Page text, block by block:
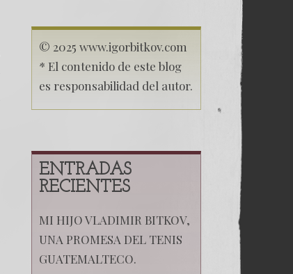
© 2025 www.igorbitkov.com
* El contenido de este blog
es responsabilidad del autor.
ENTRADAS
RECIENTES
MI HIJO VLADIMIR BITKOV,
UNA PROMESA DEL TENIS
GUATEMALTECO.